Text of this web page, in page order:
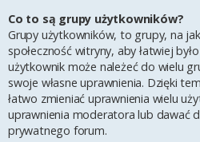
Co to są grupy użytkowników?
Grupy użytkowników, to grupy, na
społeczność witryny, aby łatwiej
użytkownik może należeć do wielu
swoje własne uprawnienia. Dzięki
łatwo zmieniać uprawnienia wielu
uprawnienia moderatora lub dawać
prywatnego forum.